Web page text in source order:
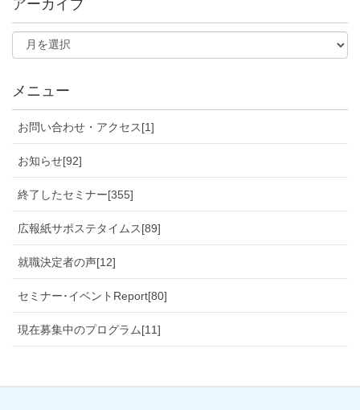
アーカイブ
メニュー
お問い合わせ・アクセス[1]
お知らせ[92]
終了したセミナー[355]
広報紙サポステタイムス[89]
就職決定者の声[12]
セミナー･イベントReport[80]
現在募集中のプログラム[11]